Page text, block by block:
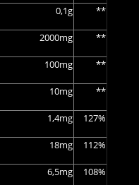
0,1g **
2000mg **
100mg **
10mg **
1,4mg 127%
18mg 112%
6,5mg 108%